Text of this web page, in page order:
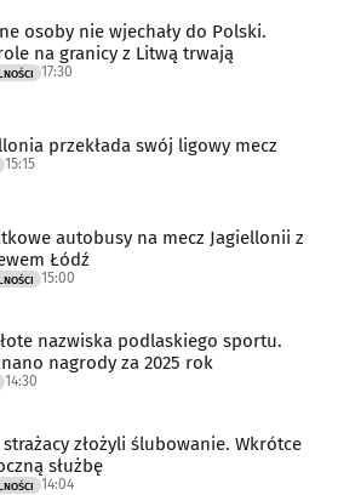
osoby nie wjechały do Polski.
na granicy z Litwą trwają
17:30
przekłada swój ligowy mecz
15:15
autobusy na mecz Jagiellonii z
Łódź
15:00
nazwiska podlaskiego sportu.
nagrody za 2025 rok
14:30
złożyli ślubowanie. Wkrótce
służbę
14:04